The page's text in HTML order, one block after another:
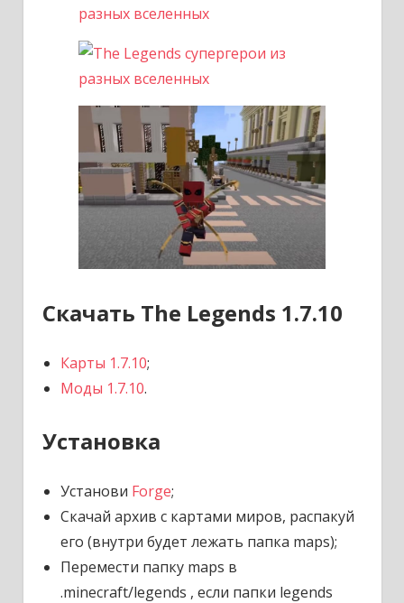
Скачать The Legends 1.7.10
Карты 1.7.10;
Моды 1.7.10.
Установка
Установи Forge;
Скачай архив с картами миров, распакуй
его (внутри будет лежать папка maps);
Перемести папку maps в
.minecraft/legends , если папки legends